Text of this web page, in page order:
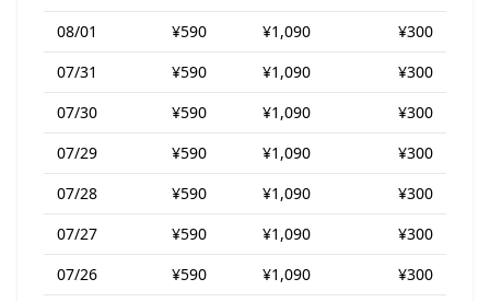
08/01
¥590 ¥1,090
¥300
07/31
¥590 ¥1,090
¥300
07/30
¥590 ¥1,090
¥300
07/29
¥590 ¥1,090
¥300
07/28
¥590 ¥1,090
¥300
07/27
¥590 ¥1,090
¥300
07/26
¥590 ¥1,090
¥300